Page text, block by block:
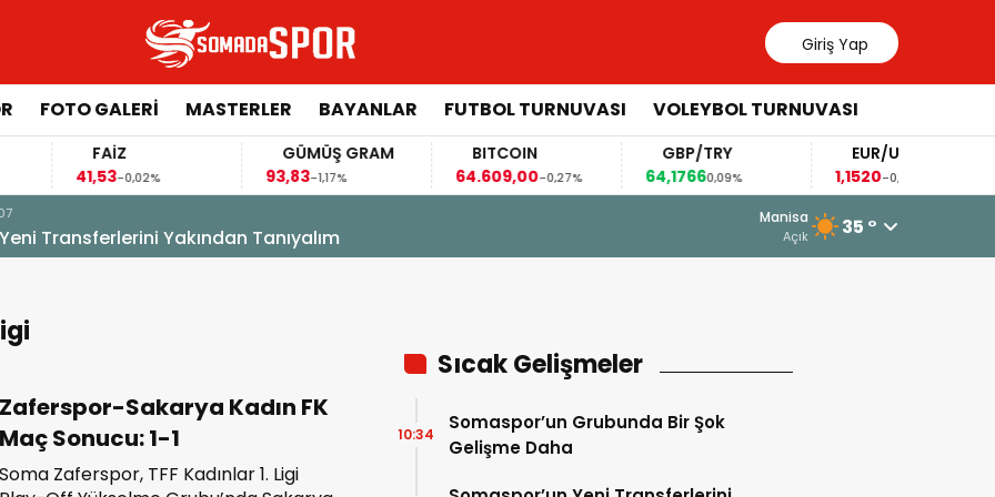
Giriş Yap
FOTO GALERI MASTERLER BAYANLAR FUTBOL TURNUVASI VOLEYBOL TURNUVASI
41,53-0,02%
GÜMÜŞ GRAM
93,83-1,17%
BITCOIN
64.609,00-0,27%
GBP/TRY
64,17660,09%
EUR/USD
1,1520-0,29%
Tanıyalım
3 Ağustos 2026 - 12:23
U15 Kız Milli Takımı Seçme
Manisa
Açık 35 °
Zaferspor-Sakarya Kadın FK
Maç Sonucu: 1-1
Soma Zaferspor, TFF Kadınlar 1. Ligi
Sıcak Gelişmeler
Somaspor’un Grubunda Bir Şok
Gelişme Daha
10:34